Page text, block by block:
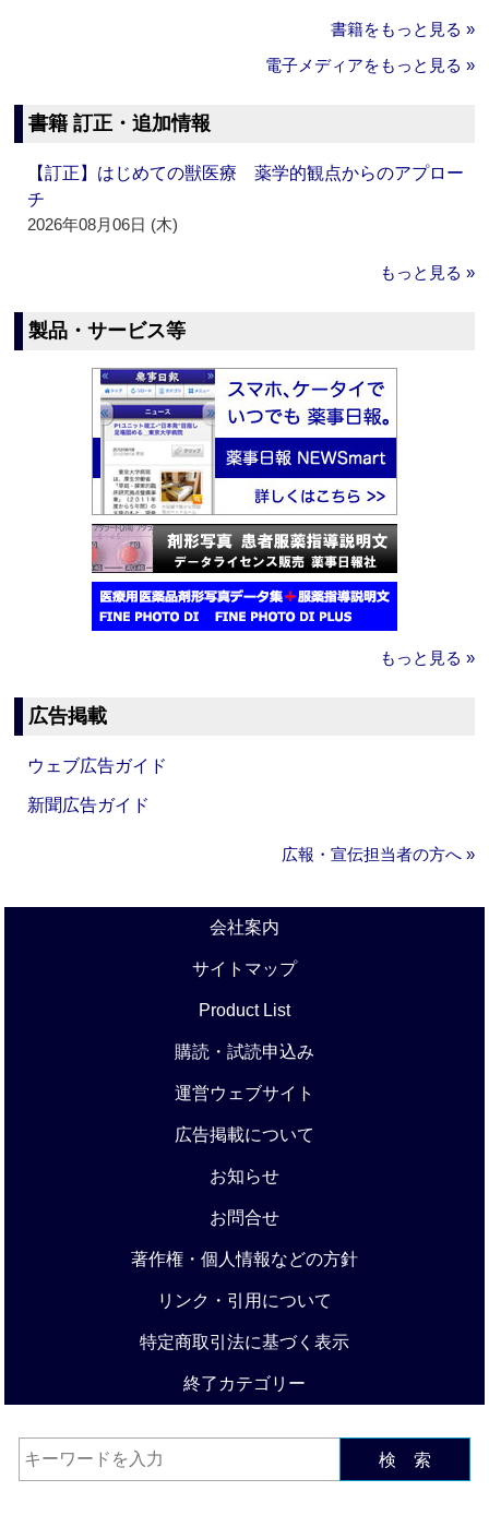
書籍をもっと見る »
電子メディアをもっと見る »
書籍 訂正・追加情報
【訂正】はじめての獣医療 薬学的観点からのアプロー
チ
2026年08月06日 (木)
もっと見る »
製品・サービス等
もっと見る »
広告掲載
ウェブ広告ガイド
新聞広告ガイド
広報・宣伝担当者の方へ »
会社案内
サイトマップ
Product List
購読・試読申込み
運営ウェブサイト
広告掲載について
お知らせ
お問合せ
著作権・個人情報などの方針
リンク・引用について
特定商取引法に基づく表示
終了カテゴリー
検 索